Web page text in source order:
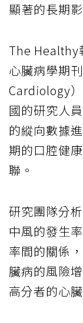
顯著的長期
The Healthy
心臟病學期
Cardiology
國的研究人
的縱向數據
期的口腔健
聯。
研究團隊分
中風的發生
率間的關係
臟病的風險
高分者的心